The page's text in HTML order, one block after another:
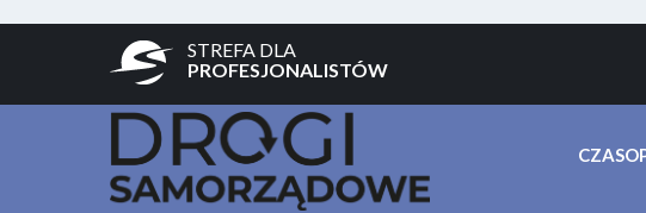
STREFA DLA
PROFESJONALISTÓW